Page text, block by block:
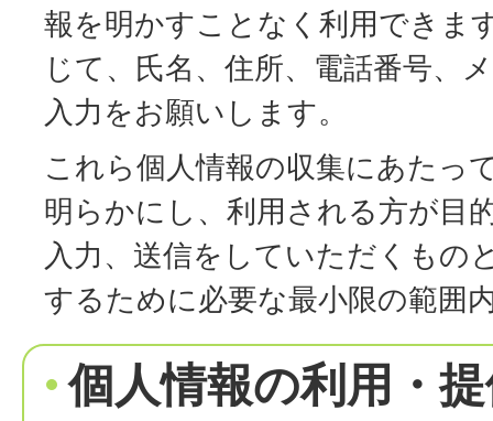
報を明かすことなく利用できま
じて、氏名、住所、電話番号、
入力をお願いします。
これら個人情報の収集にあたっ
明らかにし、利用される方が目
入力、送信をしていただくもの
するために必要な最小限の範囲
個人情報の利用・